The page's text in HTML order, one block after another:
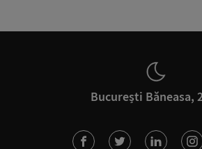
București Băneasa,